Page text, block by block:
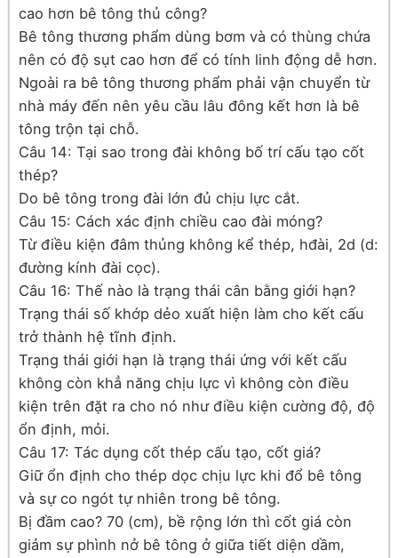
cao hơn bê tông thủ công?
Bê tông thương phẩm dùng bơm và có thùng chứa
nên có độ sụt cao hơn để có tính linh động dễ hơn.
Ngoài ra bê tông thương phẩm phải vận chuyển từ
nhà máy đến nên yêu cầu lâu đông kết hơn là bê
tông trộn tại chỗ.
Câu 14: Tại sao trong đài không bố trí cấu tạo cốt
thép?
Do bê tông trong đài lớn đủ chịu lực cắt.
Câu 15: Cách xác định chiều cao đài móng?
Từ điều kiện đâm thủng không kể thép, hđài, 2d (d:
đường kính đài cọc).
Câu 16: Thế nào là trạng thái cân bằng giới hạn?
Trạng thái số khớp dẻo xuất hiện làm cho kết cấu
trở thành hệ tĩnh định.
Trạng thái giới hạn là trạng thái ứng với kết cấu
không còn khẳ năng chịu lực vì không còn điều
kiện trên đặt ra cho nó như điều kiện cường độ, độ
ổn định, mỏi.
Câu 17: Tác dụng cốt thép cấu tạo, cốt giá?
Giữ ổn định cho thép dọc chịu lực khi đổ bê tông
và sự co ngót tự nhiên trong bê tông.
Bị đầm cao? 70 (cm), bề rộng lớn thì cốt giá còn
giảm sự phình nở bê tông ở giữa tiết diện dầm,